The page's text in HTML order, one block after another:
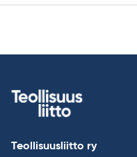
Teollisuusliitto ry